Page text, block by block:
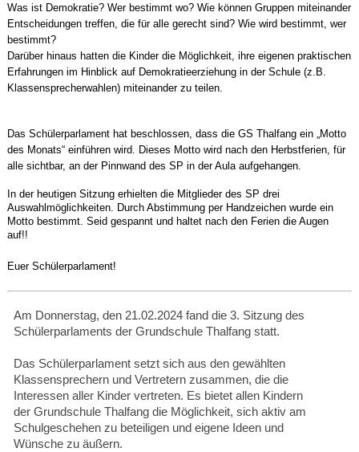
Was ist Demokratie? Wer bestimmt wo? Wie können Gruppen miteinander
Entscheidungen treffen, die für alle gerecht sind? Wie wird bestimmt, wer
bestimmt?
Darüber hinaus hatten die Kinder die Möglichkeit, ihre eigenen praktischen
Erfahrungen im Hinblick auf Demokratieerziehung in der Schule (z.B.
Klassensprecherwahlen) miteinander zu teilen.
Das Schülerparlament hat beschlossen, dass die GS Thalfang ein „Motto
des Monats“ einführen wird. Dieses Motto wird nach den Herbstferien, für
alle sichtbar, an der Pinnwand des SP in der Aula aufgehangen.
In der heutigen Sitzung erhielten die Mitglieder des SP drei
Auswahlmöglichkeiten. Durch Abstimmung per Handzeichen wurde ein
Motto bestimmt. Seid gespannt und haltet nach den Ferien die Augen
auf!!
Euer Schülerparlament!
Am Donnerstag, den 21.02.2024 fand die 3. Sitzung des
Schülerparlaments der Grundschule Thalfang statt.
Das Schülerparlament setzt sich aus den gewählten
Klassensprechern und Vertretern zusammen, die die
Interessen aller Kinder vertreten. Es bietet allen Kindern
der Grundschule Thalfang die Möglichkeit, sich aktiv am
Schulgeschehen zu beteiligen und eigene Ideen und
Wünsche zu äußern.